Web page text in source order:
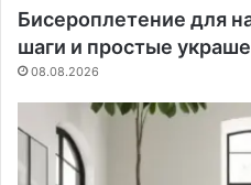
Бисероплетение для
шаги и простые
08.08.2026